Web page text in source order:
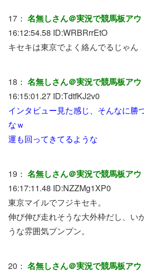
17： 名無しさん＠実況で競馬板アウ
16:12:54.58 ID:WRBRrrEtO
キセキは東京でよく絡んでるじゃん
18： 名無しさん＠実況で競馬板アウ
16:15:01.27 ID:TdtfKJ2v0
インタビュー見た感じ、そんなに勝
なｗ
運も回ってきてるような
19： 名無しさん＠実況で競馬板アウ
16:17:11.48 ID:NZZMg1XP0
東京マイルでフジキセキ。
伸び伸び走れそうな大外枠だし、い
うな雰囲気プンプン。
20： 名無しさん＠実況で競馬板アウ